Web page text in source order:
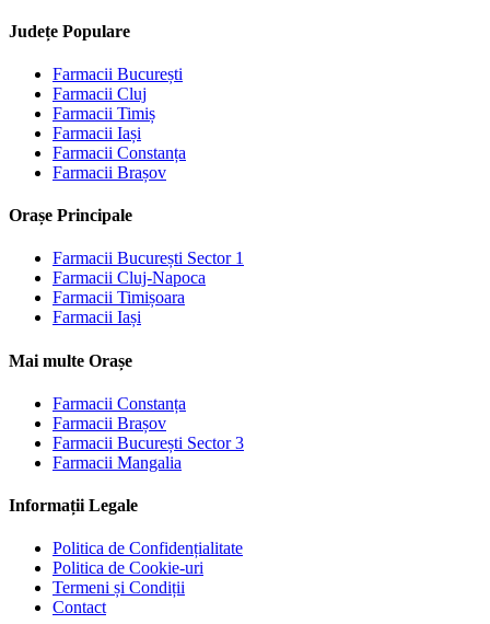
Județe Populare
Farmacii București
Farmacii Cluj
Farmacii Timiș
Farmacii Iași
Farmacii Constanța
Farmacii Brașov
Orașe Principale
Farmacii București Sector 1
Farmacii Cluj-Napoca
Farmacii Timișoara
Farmacii Iași
Mai multe Orașe
Farmacii Constanța
Farmacii Brașov
Farmacii București Sector 3
Farmacii Mangalia
Informații Legale
Politica de Confidențialitate
Politica de Cookie-uri
Termeni și Condiții
Contact